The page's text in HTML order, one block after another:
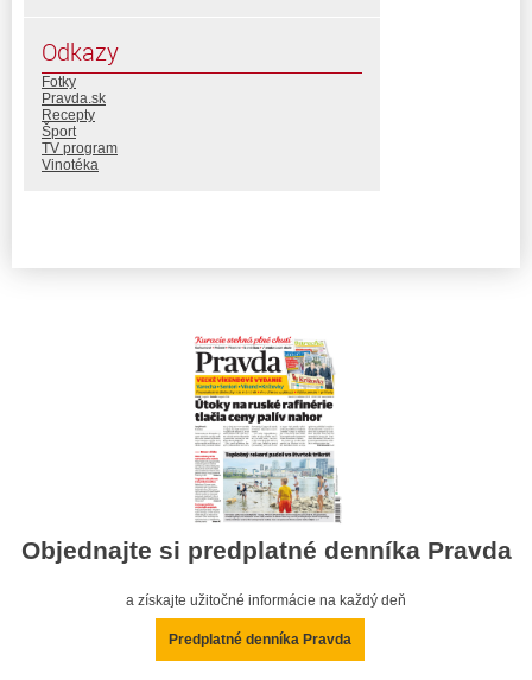
Odkazy
Fotky
Pravda.sk
Recepty
Šport
TV program
Vinotéka
Objednajte si predplatné denníka Pravda
a získajte užitočné informácie na každý deň
Predplatné denníka Pravda